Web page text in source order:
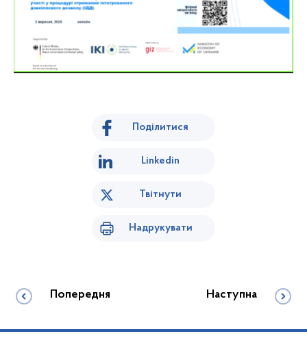
Поділитися
Linkedin
Твітнути
Надрукувати
Попередня Наступна